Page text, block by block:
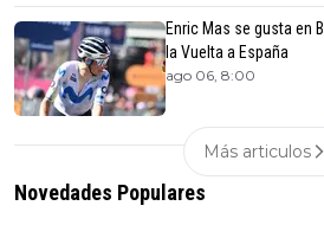
Enric Mas se gusta en
la Vuelta a España
ago 06, 8:00
Más articulos
Novedades Populares